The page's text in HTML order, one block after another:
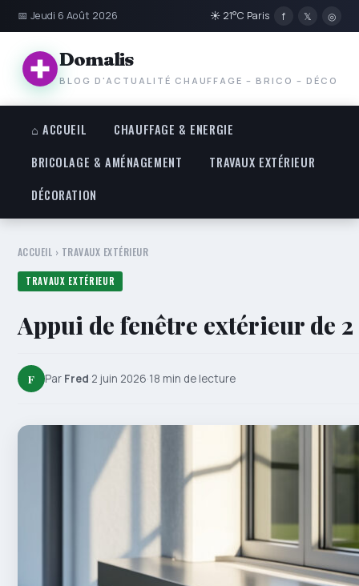
📅 Jeudi 6 Août 2026 ☀ 21°C Paris f 𝕏 ◎
Domalis
BLOG D'ACTUALITÉ CHAUFFAGE – BRICO – DÉCO
⌂ ACCUEIL
CHAUFFAGE & ENERGIE
BRICOLAGE & AMÉNAGEMENT
TRAVAUX EXTÉRIEUR
DÉCORATION
ACCUEIL › TRAVAUX EXTÉRIEUR
TRAVAUX EXTÉRIEUR
Appui de fenêtre extérieur de 2
F Par Fred·2 juin 2026·18 min de lecture